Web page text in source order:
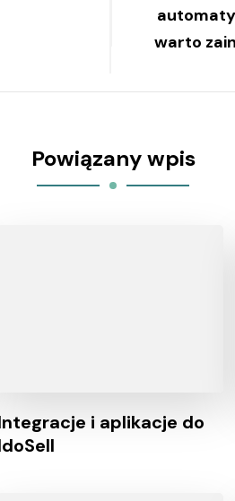
warto
Powiązany wpis
i aplikacje do